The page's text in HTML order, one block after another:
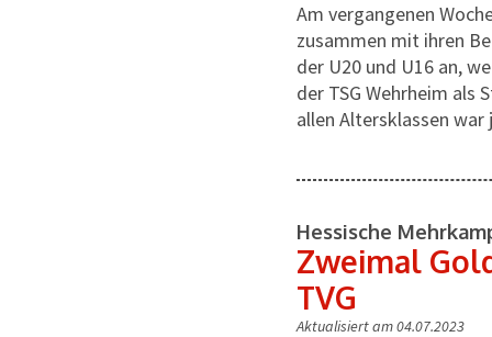
Am vergangenen
zusammen mit ihren
der U20 und U16 an,
der TSG Wehrheim
allen Altersklassen
Hessische
Zweimal
TVG
Aktualisiert am 04.07.2023